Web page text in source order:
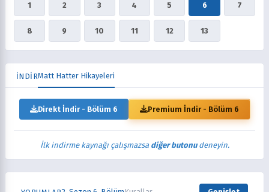
1 2 3 4 5 6 7
8 9 10 11 12 13
İNDİRMatt Hatter Hikayeleri
Direkt İndir - Bölüm 6 Premium İndir - Bölüm 6
İlk indirme kaynağı çalışmazsa diğer butonudeneyin.